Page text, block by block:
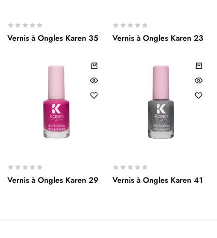
Vernis à Ongles Karen 35 Vernis à Ongles Karen 23
Vernis à Ongles Karen 29 Vernis à Ongles Karen 41